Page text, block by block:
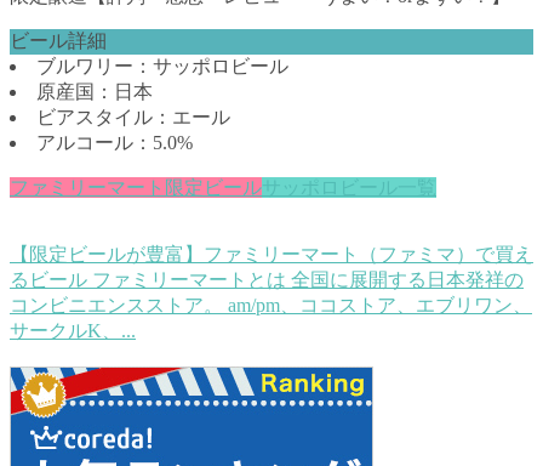
ビール詳細
ブルワリー：サッポロビール
原産国：日本
ビアスタイル：エール
アルコール：5.0%
ファミリーマート限定ビール サッポロビール一覧
【限定ビールが豊富】ファミリーマート（ファミマ）で買え
るビール ファミリーマートとは 全国に展開する日本発祥の
コンビニエンスストア。 am/pm、ココストア、エブリワン、
サークルK、...